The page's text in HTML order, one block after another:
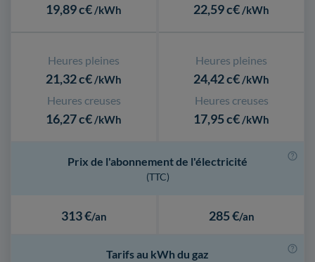
19,89 c€ /kWh
Heures pleines
21,32 c€ /kWh
Heures creuses
16,27 c€ /kWh
22,59 c€ /kWh
Heures pleines
24,42 c€ /kWh
Heures creuses
17,95 c€ /kWh
313 €/an
Prix de l'abonnement de l'électricité
(TTC)
285 €/an
Tarifs au kWh du gaz